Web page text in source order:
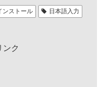
ンストール
日本語入力
ンク